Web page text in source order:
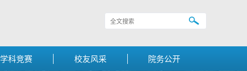
学科竞赛 校友风采 院务公开